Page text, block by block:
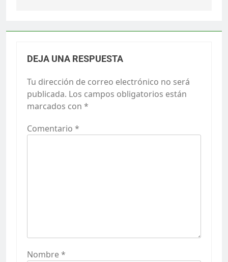
DEJA UNA RESPUESTA
Tu dirección de correo electrónico no será
publicada. Los campos obligatorios están
marcados con *
Comentario *
Nombre*